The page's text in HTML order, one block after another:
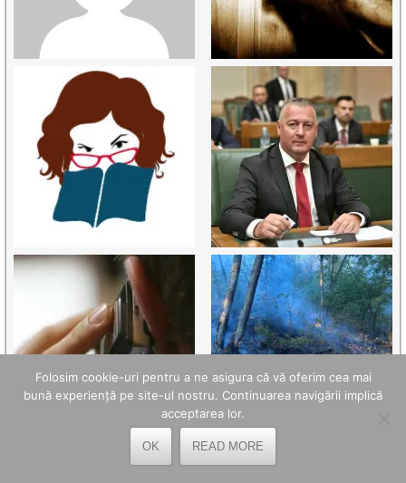
Folosim cookie-uri pentru a ne asigura că vă oferim cea mai
bună experiență pe site-ul nostru. Continuarea navigării implică
acceptarea lor.
OK READ MORE